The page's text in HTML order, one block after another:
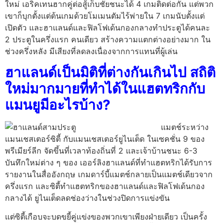
ใหม่ เอริคเทนฮากคู่ต่อสู้เก็บชัยชนะได้ 4 เกมติดต่อกัน แต่พวก
เขาก็บุกตั้งแต่ต้นเกมด้วยโมเมนตัมไร้พ่ายใน 7 เกมนับตั้งแต่
เปิดตัว และฮาแลนด์และฟิลโฟเด้นกองกลางทำประตูได้คนละ
2 ประตูในครึ่งแรก คนเดียว สร้างความแตกต่างอย่างมาก ใน
ช่วงครึ่งหลัง มีเสียงที่ลดลงเนื่องจากการแทนที่ผู้เล่น
ฮาแลนด์เป็นมิติที่ต่างกันเกินไป สถิติ
ใหม่มากมายที่ทำได้ในแฮตทริกกับ
แมนยูมีอะไรบ้าง?
แมตช์ระหว่าง
แมนเชสเตอร์ซิตี้ กับแมนเชสเตอร์ยูไนเต็ด ในเซคชั่น 9 ของ
พรีเมียร์ลีก จัดขึ้นที่เวลาท้องถิ่นที่ 2 และเจ้าบ้านชนะ 6-3
บันทึกใหม่ต่าง ๆ ของ เออร์ลิงฮาแลนด์ที่ทำแฮตทริกได้รับการ
รายงานในสื่ออังกฤษ เกมดาร์บี้แมตช์กลายเป็นแมตช์เดียวจาก
ครึ่งแรก และซิตี้ทำแฮตทริกของฮาแลนด์และฟิลโฟเด้นกอง
กลางได้ ยูไนเต็ดลดช่องว่างในช่วงปิดการแข่งขัน
แต่ซิตี้เกือบจะบดขยี้คู่แข่งของพวกเขาเพียงฝ่ายเดียว เป็นครั้ง